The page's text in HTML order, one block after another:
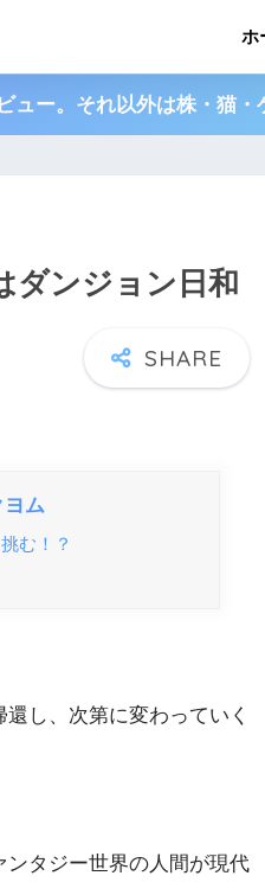
ホ
ュー。それ以外は株・猫・
ダンジョン日和
ヨム
む！？
し、次第に変わっていく
タジー世界の人間が現代